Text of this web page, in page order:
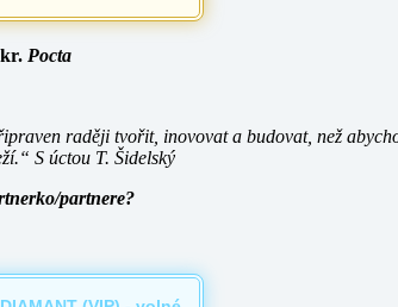
Pocta
raději tvořit, inovovat a budovat, než
S úctou T. Šidelský
partnere?